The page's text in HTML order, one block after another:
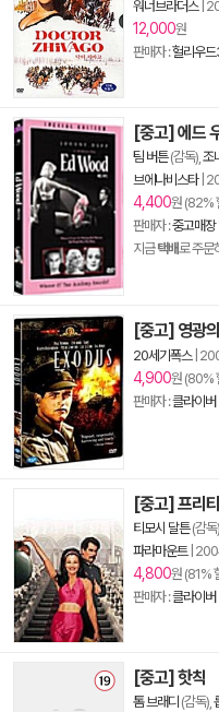
워너브라더스|
12,000원
판매자 :헐리우
[중고] 에드
팀 버튼(감독), 조
브에나비스타|
4,400원 (82%
판매자 :중고매장
지금택배로 주문
[중고] 영광
20세기폭스|
4,900원 (80%
판매자 :클라이버
[중고] 프리
티모시 달튼(감독)
파라마운트|
4,800원 (81%
판매자 :클라이버
[중고] 핫칙
톰 브래디 (감독),